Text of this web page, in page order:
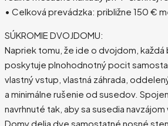
• Celková prevádzka: približne 150 €
SÚKROMIE DVOJDOMU:
Napriek tomu, že ide o dvojdom,
poskytuje plnohodnotný pocit
vlastný vstup, vlastná záhrada,
a minimálne rušenie od susedov.
navrhnuté tak, aby sa susedia navzájom
Domy delia dve samostatné nosné